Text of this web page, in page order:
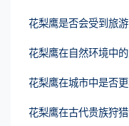
花梨鹰是否会受到旅
花梨鹰在自然环境中
花梨鹰在城市中是否
花梨鹰在古代贵族狩